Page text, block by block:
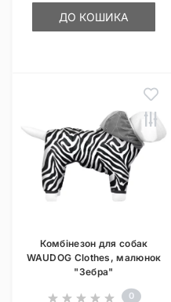
ДО КОШИКА
Комбінезон для собак
WAUDOG Clothes, малюнок
"Зебра"
0